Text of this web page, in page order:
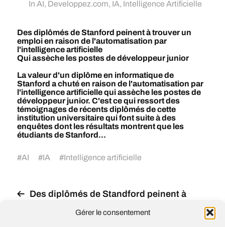
Gérer le consentement
In AI, Developpez.com, IA, Intelligence Artificielle
Des diplômés de Stanford peinent à trouver un
emploi en raison de l'automatisation par
l'intelligence artificielle
Qui assèche les postes de développeur junior
La valeur d'un diplôme en informatique de
Stanford a chuté en raison de l'automatisation par
l'intelligence artificielle qui assèche les postes de
développeur junior. C'est ce qui ressort des
témoignages de récents diplômés de cette
institution universitaire qui font suite à des
enquêtes dont les résultats montrent que les
étudiants de Stanford...
#AI #IA #Intelligence artificielle
Des diplômés de Standford peinent à
l’automatisation par l’intelligence